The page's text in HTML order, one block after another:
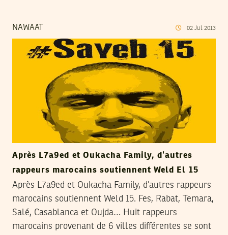
NAWAAT 02 Jul 2013
Après L7a9ed et Oukacha Family, d’autres
rappeurs marocains soutiennent Weld El 15
Après L7a9ed et Oukacha Family, d’autres rappeurs
marocains soutiennent Weld 15. Fes, Rabat, Temara,
Salé, Casablanca et Oujda… Huit rappeurs
marocains provenant de 6 villes différentes se sont